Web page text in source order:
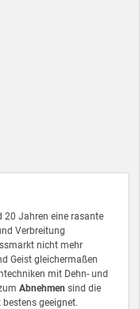
20 Jahren eine rasante
Verbreitung
nicht mehr
Geist gleichermaßen
mit Dehn- und
Abnehmen sind die
geeignet.